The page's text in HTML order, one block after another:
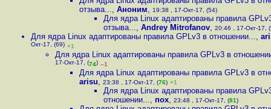
отзыва..., Аноним, 19:38 , 17-Окт-17, (54)
Для ядра Linux адаптированы правила
отзыва..., Andrey Mitrofanov, 20:46 , 17-Окт-17,
Для ядра Linux адаптированы правила GPLv3 в отношении...,
Окт-17, (69) +1
Для ядра Linux адаптированы правила GPLv3 в
17-Окт-17, (74) –1
Для ядра Linux адаптированы правила GPLv3 в
arisu, 23:38 , 17-Окт-17, (76) +1
Для ядра Linux адаптированы правила
отношении..., пох, 23:48 , 17-Окт-17, (81)